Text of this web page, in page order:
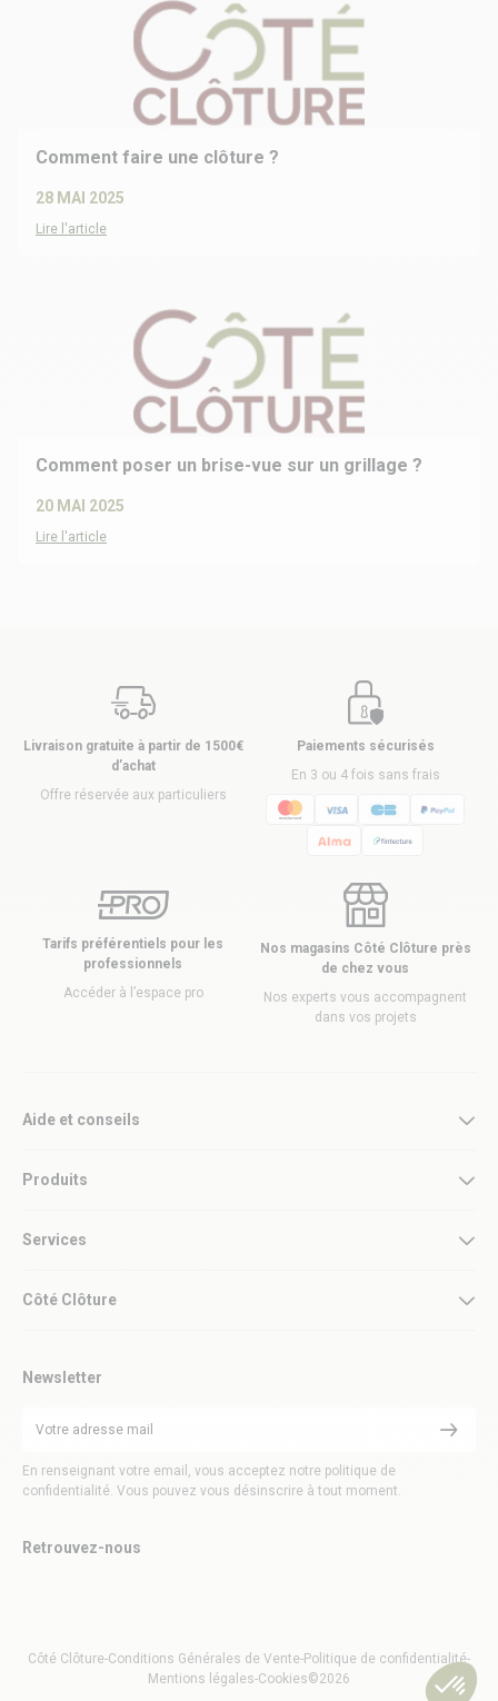
Comment faire une clôture ?
28 MAI 2025
Lire l'article
Comment poser un brise-vue sur un grillage ?
20 MAI 2025
Lire l'article
Livraison gratuite à partir de 1500€
d’achat
Offre réservée aux particuliers
Paiements sécurisés
En 3 ou 4 fois sans frais
Tarifs préférentiels pour les
professionnels
Accéder à l’espace pro
Nos magasins Côté Clôture près
de chez vous
Nos experts vous accompagnent
dans vos projets
Aide et conseils
Produits
Services
Côté Clôture
Newsletter
En renseignant votre email, vous acceptez notre politique de
confidentialité. Vous pouvez vous désinscrire à tout moment.
Retrouvez-nous
Côté Clôture-Conditions Générales de Vente-Politique de confidentialité-
Mentions légales-Cookies©2026